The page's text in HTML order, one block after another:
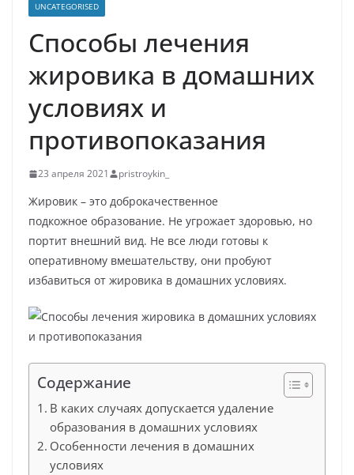
UNCATEGORISED
Способы лечения
жировика в домашних
условиях и
противопоказания
23 апреля 2021 pristroykin_
Жировик – это доброкачественное
подкожное образование. Не угрожает здоровью, но
портит внешний вид. Не все люди готовы к
оперативному вмешательству, они пробуют
избавиться от жировика в домашних условиях.
Содержание
В каких случаях допускается удаление
образования в домашних условиях
Особенности лечения в домашних
условиях